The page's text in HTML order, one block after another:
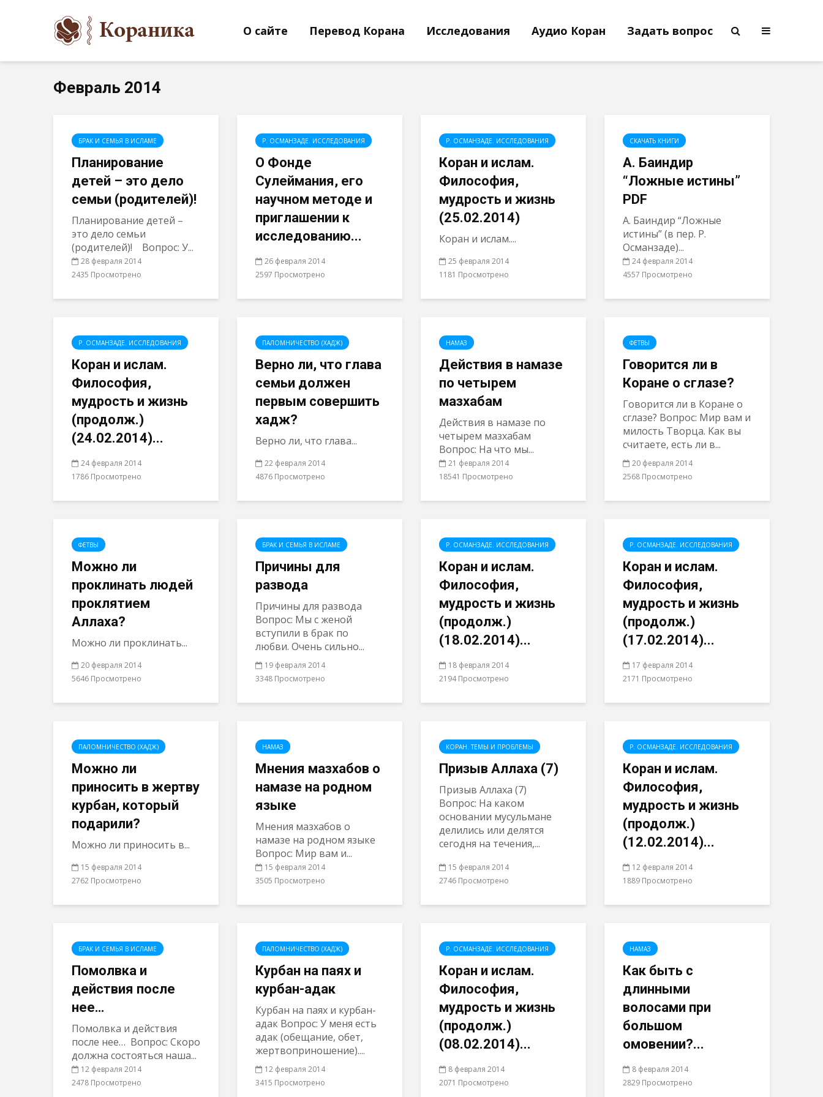
О сайте Перевод Корана Исследования Аудио Коран Задать вопрос
Февраль 2014
БРАК И СЕМЬЯ В ИСЛАМЕ
Планирование
детей – это дело
семьи (родителей)!
Планирование детей –
это дело семьи
(родителей)! Вопрос: У...
28 февраля 2014
2435 Просмотрено
Р. ОСМАНЗАДЕ. ИССЛЕДОВАНИЯ
О Фонде
Сулеймания, его
научном методе и
приглашении к
исследованию...
26 февраля 2014
2597 Просмотрено
Р. ОСМАНЗАДЕ. ИССЛЕДОВАНИЯ
Коран и ислам.
Философия,
мудрость и жизнь
(25.02.2014)
Коран и ислам....
25 февраля 2014
1181 Просмотрено
CКАЧАТЬ КНИГИ
А. Баиндир
“Ложные истины”
PDF
А. Баиндир “Ложные
истины” (в пер. Р.
Османзаде)...
24 февраля 2014
4557 Просмотрено
Р. ОСМАНЗАДЕ. ИССЛЕДОВАНИЯ
Коран и ислам.
Философия,
мудрость и жизнь
(продолж.)
(24.02.2014)...
24 февраля 2014
1786 Просмотрено
ПАЛОМНИЧЕСТВО (ХАДЖ)
Верно ли, что глава
семьи должен
первым совершить
хадж?
Верно ли, что глава...
22 февраля 2014
4876 Просмотрено
НАМАЗ
Действия в намазе
по четырем
мазхабам
Действия в намазе по
четырем мазхабам
Вопрос: На что мы...
21 февраля 2014
18541 Просмотрено
ФЕТВЫ
Говорится ли в
Коране о сглазе?
Говорится ли в Коране о
сглазе? Вопрос: Мир вам и
милость Творца. Kак вы
считаете, есть ли в...
20 февраля 2014
2568 Просмотрено
ФЕТВЫ
Можно ли
проклинать людей
проклятием
Аллаха?
Можно ли проклинать...
20 февраля 2014
5646 Просмотрено
БРАК И СЕМЬЯ В ИСЛАМЕ
Причины для
развода
Причины для развода
Вопрос: Мы с женой
вступили в брак по
любви. Очень сильно...
19 февраля 2014
3348 Просмотрено
Р. ОСМАНЗАДЕ. ИССЛЕДОВАНИЯ
Коран и ислам.
Философия,
мудрость и жизнь
(продолж.)
(18.02.2014)...
18 февраля 2014
2194 Просмотрено
Р. ОСМАНЗАДЕ. ИССЛЕДОВАНИЯ
Коран и ислам.
Философия,
мудрость и жизнь
(продолж.)
(17.02.2014)...
17 февраля 2014
2171 Просмотрено
ПАЛОМНИЧЕСТВО (ХАДЖ)
Можно ли
приносить в жертву
курбан, который
подарили?
Можно ли приносить в...
15 февраля 2014
2762 Просмотрено
НАМАЗ
Мнения мазхабов о
намазе на родном
языке
Мнения мазхабов о
намазе на родном языке
Вопрос: Мир вам и...
15 февраля 2014
3505 Просмотрено
КОРАН. ТЕМЫ И ПРОБЛЕМЫ
Призыв Аллаха (7)
Призыв Аллаха (7)
Вопрос: На каком
основании мусульмане
делились или делятся
сегодня на течения,...
15 февраля 2014
2746 Просмотрено
Р. ОСМАНЗАДЕ. ИССЛЕДОВАНИЯ
Коран и ислам.
Философия,
мудрость и жизнь
(продолж.)
(12.02.2014)...
12 февраля 2014
1889 Просмотрено
БРАК И СЕМЬЯ В ИСЛАМЕ
Помолвка и
действия после
нее…
Помолвка и действия
после нее… Вопрос: Скоро
должна состояться наша...
12 февраля 2014
2478 Просмотрено
ПАЛОМНИЧЕСТВО (ХАДЖ)
Курбан на паях и
курбан-адак
Курбан на паях и курбан-
адак Вопрос: У меня есть
адак (обещание, обет,
жертвоприношение)....
12 февраля 2014
3415 Просмотрено
Р. ОСМАНЗАДЕ. ИССЛЕДОВАНИЯ
Коран и ислам.
Философия,
мудрость и жизнь
(продолж.)
(08.02.2014)...
8 февраля 2014
2071 Просмотрено
НАМАЗ
Как быть с
длинными
волосами при
большом
омовении?...
8 февраля 2014
2829 Просмотрено